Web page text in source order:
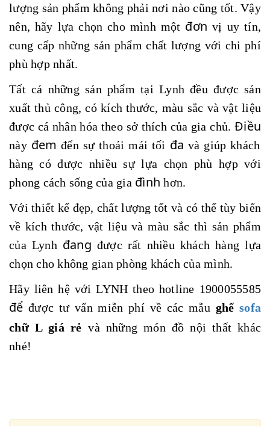
lượng sản phẩm không phải nơi nào cũng tốt. Vậy
nên, hãy lựa chọn cho mình một đơnvị uy tín,
cung cấp những sản phẩm chất lượng với chi phí
phù hợp nhất.
Tất cả những sản phẩm tại Lynh đều được sản
xuất thủ công, có kích thước, màu sắc và vật liệu
được cá nhân hóa theo sở thích của gia chủ. Điều
nàyđemđến sự thoải mái tối đa và giúp khách
hàng có được nhiều sự lựa chọn phù hợp với
phong cách sống của gia đình hơn.
Với thiết kế đẹp, chất lượng tốt và có thể tùy biến
về kích thước, vật liệu và màu sắc thì sản phẩm
của Lynhđang được rất nhiều khách hàng lựa
chọn cho không gian phòng khách của mình.
Hãy liên hệ với LYNH theo hotline 1900055585
để được tư vấn miễn phí về các mẫu ghếsofa
chữ L giá rẻ và những món đồ nội thất khác
nhé!